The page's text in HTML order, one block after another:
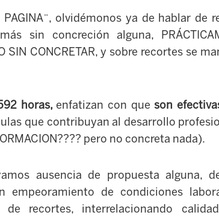
PAGINA¨, olvidémonos ya de hablar
sin concreción alguna,
SIN CONCRETAR, y sobre recortes se
horas, enfatizan con que son
que contribuyan al desarrollo
pero no concreta nada).
ausencia de propuesta alguna,
empeoramiento de condiciones
de recortes, interrelacionando